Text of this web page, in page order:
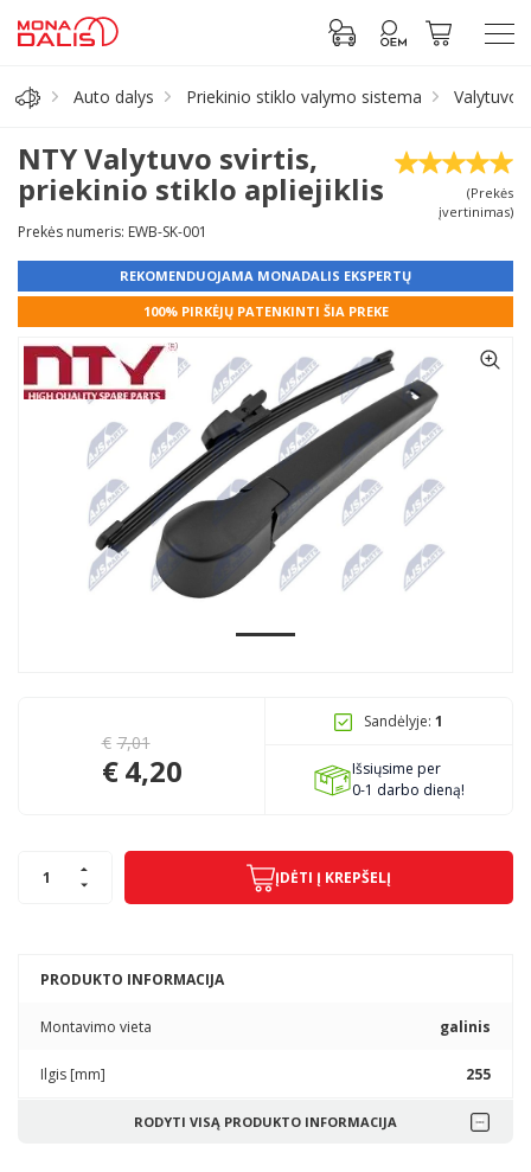
Alyva, tepalai
Antifrizas
Akumuliatorius
Padangos
Prisijungti prie paskyros
Pagojo k., Uosių g. 124, Kelmės raj.
Auto dalys Priekinio stiklo valymo sistema Valytuvo
NTY Valytuvo svirtis,
priekinio stiklo apliejiklis
(Prekės
įvertinimas)
Prekės numeris: EWB-SK-001
REKOMENDUOJAMA MONADALIS EKSPERTŲ
100% PIRKĖJŲ PATENKINTI ŠIA PREKE
PRODUKTO INFORMACIJA
Montavimo vieta galinis
Ilgis [mm] 255
RODYTI VISĄ PRODUKTO INFORMACIJA
€ 7,01
€4,20
Sandėlyje: 1
Išsiųsime per
0-1 darbo dieną!
ĮDĖTI Į KREPŠELĮ